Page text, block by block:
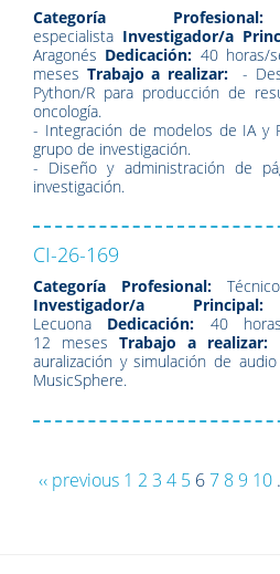
Categoría
especialista Investigador/a
Aragonés Dedicación: 40 horas/
meses Trabajo a realizar:
-
Python/R para producción de
oncología.
- Integración de modelos de IA y
grupo de investigación.
- Diseño y administración de
investigación.
CI-26-169
Categoría Profesional:
Investigador/a
Lecuona Dedicación: 40
12 meses Trabajo a realizar:
auralización y simulación de
MusicSphere.
‹‹ previous 1 2 3 4 5 6 7 8 9 10